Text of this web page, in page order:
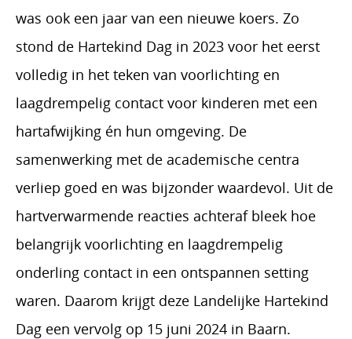
was ook een jaar van een nieuwe koers. Zo
stond de Hartekind Dag in 2023 voor het eerst
volledig in het teken van voorlichting en
laagdrempelig contact voor kinderen met een
hartafwijking én hun omgeving. De
samenwerking met de academische centra
verliep goed en was bijzonder waardevol. Uit de
hartverwarmende reacties achteraf bleek hoe
belangrijk voorlichting en laagdrempelig
onderling contact in een ontspannen setting
waren. Daarom krijgt deze Landelijke Hartekind
Dag een vervolg op 15 juni 2024 in Baarn.